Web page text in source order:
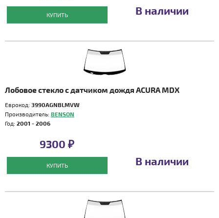
КУПИТЬ В наличии
Лобовое стекло с датчиком дождя ACURA MDX
Еврокод: 3990AGNBLMVW
Производитель: BENSON
Год: 2001 - 2006
9300 ₽
КУПИТЬ В наличии